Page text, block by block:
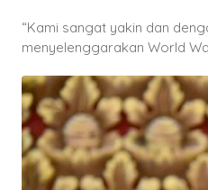
“Kami sangat yakin dan
menyelenggarakan World